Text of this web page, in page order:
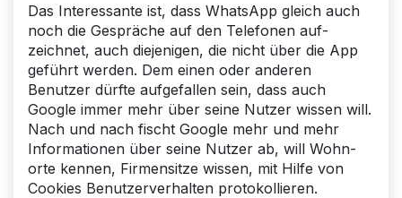
Das Interessante ist, dass WhatsApp gleich auch
noch die Gespräche auf den Telefonen auf­
zeichnet, auch diejenigen, die nicht über die App
geführt werden. Dem einen oder anderen
Benutzer dürfte aufgefallen sein, dass auch
Google immer mehr über seine Nutzer wissen will.
Nach und nach fischt Google mehr und mehr
Informationen über seine Nutzer ab, will Wohn­
orte kennen, Firmensitze wissen, mit Hilfe von
Cookies Benutzerverhalten protokollieren.